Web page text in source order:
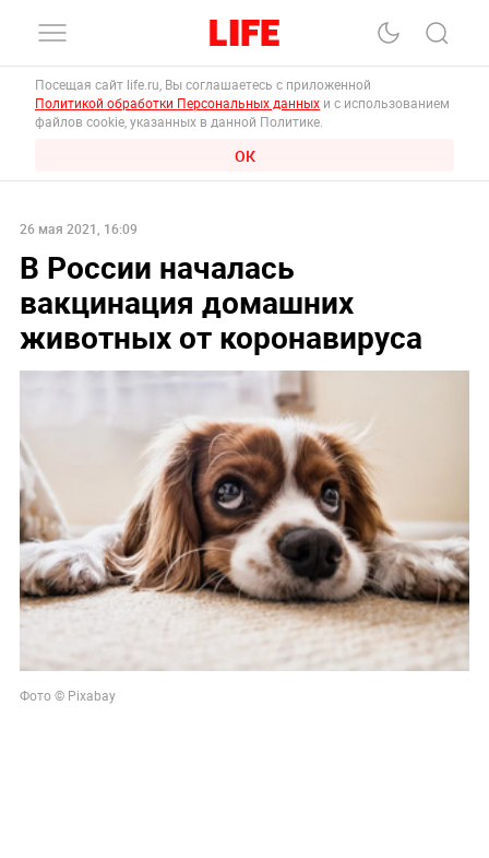
Посещая сайт life.ru, Вы соглашаетесь с приложенной
Политикой обработки Персональных данных и с использованием
файлов cookie, указанных в данной Политике.
ОК
26 мая 2021, 16:09
В России началась
вакцинация домашних
животных от коронавируса
Фото © Pixabay